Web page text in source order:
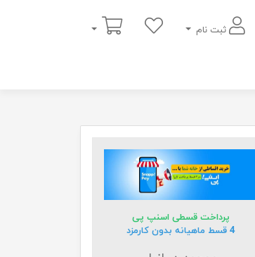
ثبت نام
سبد خرید
پرداخت قسطی اسنپ پی
4 قسط ماهیانه بدون کارمزد